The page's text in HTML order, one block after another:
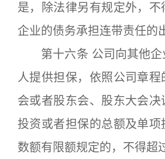
是，除法律另有规定外，
企业的债务承担连带责任的
第十六条 公司向其他企
人提供担保，依照公司章
会或者股东会、股东大会
投资或者担保的总额及单项
数额有限额规定的，不得超